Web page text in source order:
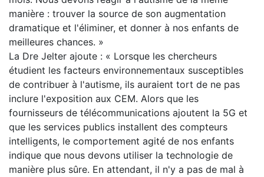
manière : trouver la source de son augmentation
dramatique et l'éliminer, et donner à nos enfants de
meilleures chances. »
La Dre Jelter ajoute : « Lorsque les chercheurs
étudient les facteurs environnementaux susceptibles
de contribuer à l'autisme, ils auraient tort de ne pas
inclure l'exposition aux CEM. Alors que les
fournisseurs de télécommunications ajoutent la 5G et
que les services publics installent des compteurs
intelligents, le comportement agité de nos enfants
indique que nous devons utiliser la technologie de
manière plus sûre. En attendant, il n'y a pas de mal à